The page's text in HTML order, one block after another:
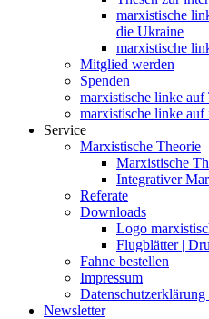
marxistische
die Ukraine
marxistische
Mitglied werden
Spenden
marxistische linke
marxistische linke auf
Service
Marxistische Theorie
Marxistische
Integrativer
Referate
Downloads
Logo
Flugblätter |
Fahne bestellen
Impressum
Newsletter